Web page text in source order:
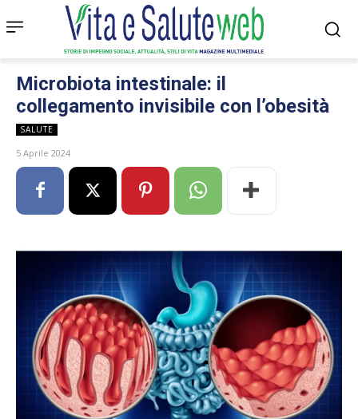
Microbiota intestinale: il
collegamento invisibile con l’obesità
SALUTE
5 Aprile 2024